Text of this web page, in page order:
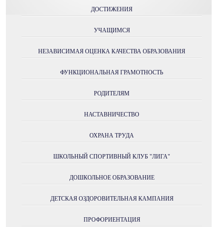
ДОСТИЖЕНИЯ
УЧАЩИМСЯ
НЕЗАВИСИМАЯ ОЦЕНКА КАЧЕСТВА ОБРАЗОВАНИЯ
ФУНКЦИОНАЛЬНАЯ ГРАМОТНОСТЬ
РОДИТЕЛЯМ
НАСТАВНИЧЕСТВО
ОХРАНА ТРУДА
ШКОЛЬНЫЙ СПОРТИВНЫЙ КЛУБ "ЛИГА"
ДОШКОЛЬНОЕ ОБРАЗОВАНИЕ
ДЕТСКАЯ ОЗДОРОВИТЕЛЬНАЯ КАМПАНИЯ
ПРОФОРИЕНТАЦИЯ